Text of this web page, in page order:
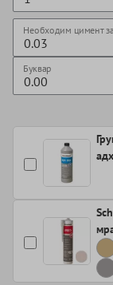
Необходим цимент
Буквар